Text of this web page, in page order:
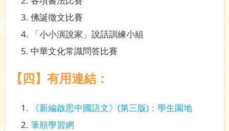
佛誕徵文比賽
「小小演說家」說話訓練小組
中華文化常識問答比賽
【四】有用連結：
《新編啟思中國語文》(第三版)：學生園地
筆順學習網